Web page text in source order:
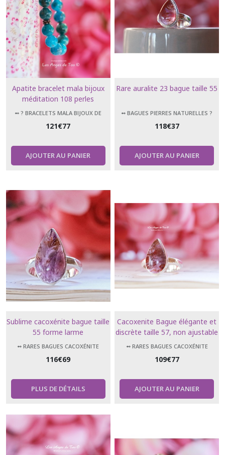
Apatite bracelet mala bijoux
méditation 108 perles
➻ ? BRACELETS MALA BIJOUX DE
121€77
AJOUTER AU PANIER
Rare auralite 23 bague taille 55
➻ BAGUES PIERRES NATURELLES ?
118€37
AJOUTER AU PANIER
Sublime cacoxénite bague taille
55 forme larme
➻ RARES BAGUES CACOXÉNITE
116€69
PLUS DE DÉTAILS
Cacoxenite Bague élégante et
discrète taille 57, non ajustable
forme larme
➻ RARES BAGUES CACOXÉNITE
109€77
AJOUTER AU PANIER